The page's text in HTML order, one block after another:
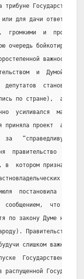
трибуне
или для дачи ответа  на
громкими  и
очередь
важности.
и  Думой
депутатов
по стране),  а
усиливался
приняла проект
за   “справедливую
правительство
в  котором признавало
постановила
сообщением,  что  не
по закону Думе не
Правительство
слишком важным
Государственной